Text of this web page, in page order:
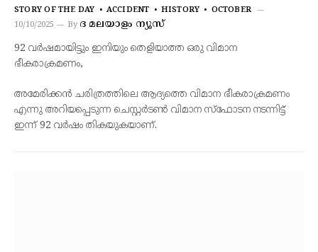
STORY OF THE DAY ACCIDENT HISTORY
OCTOBER
10/10/2025
By ദ മലയാളം ന്യൂസ്
92 വർഷമായിട്ടും ഇനിയും തെളിയാത്ത ഒരു വിമാന
ഭീകരാക്രമണം,
അമേരിക്കൻ ചരിത്രത്തിലെ ആദ്യത്തെ വിമാന ഭീകരാക്രമണം
എന്നു അറിയപ്പെടുന്ന ചെസ്റ്റർടൺ വിമാന സ്ഫോടന നടന്നിട്ട്
ഇന്ന് 92 വർഷം തികയുകയാണ്.